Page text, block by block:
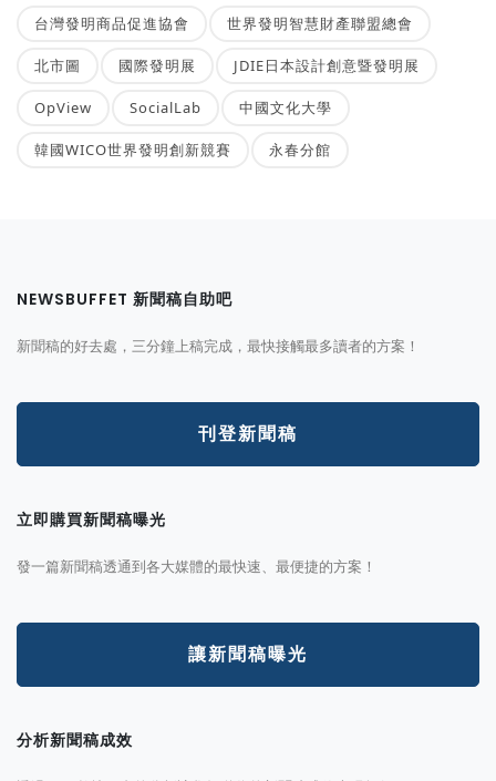
台灣發明商品促進協會 世界發明智慧財產聯盟總會
北市圖 國際發明展 JDIE日本設計創意暨發明展
OpView SocialLab 中國文化大學
韓國WICO世界發明創新競賽 永春分館
NEWSBUFFET 新聞稿自助吧
新聞稿的好去處，三分鐘上稿完成，最快接觸最多讀者的方案！
刊登新聞稿
立即購買新聞稿曝光
發一篇新聞稿透通到各大媒體的最快速、最便捷的方案！
讓新聞稿曝光
分析新聞稿成效